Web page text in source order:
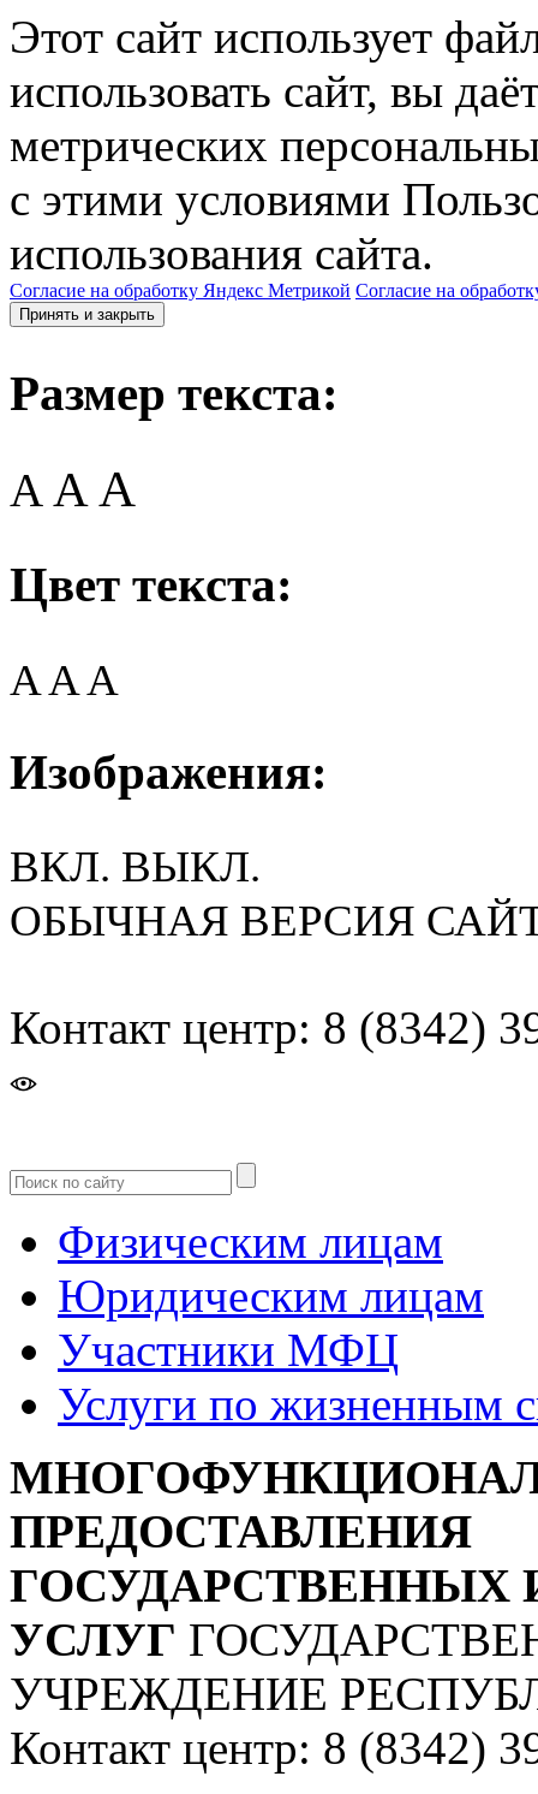
Этот сайт использует
использовать сайт, вы
метрических
с этими условиями
использования сайта.
Согласие на обработку Яндекс Метрикой Согласие на
Принять и закрыть
Размер текста:
A AA
Цвет текста:
AAA
Изображения:
ВКЛ. ВЫКЛ.
ОБЫЧНАЯ ВЕРСИЯ
Контакт центр: 8 (8342)
Физическим лицам
Юридическим лицам
Участники МФЦ
Услуги по жизненным
ПРЕДОСТАВЛЕНИЯ
УСЛУГ
УЧРЕЖДЕНИЕ
Контакт центр: 8 (8342)